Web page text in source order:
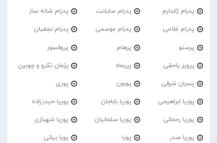
پدرام ژاندارم پدرام‌ سایلنت پدرام شانه ساز
پدرام غلامی پدرام موسمی پدرام نجفیان
پرستو پرهام پروفسور
پرویز یاحقی پریماه پژمان تکرو و چوبین
پسران شرقی پوبون پوری
پوریا ابراهیمی پوریا باباجان پوریا حیدرزاده
پوریا رحمانی پوریا سلمانیان پوریا شهبازی
پوریا صدر پویا پویا بیاتی